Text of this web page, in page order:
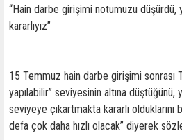
“Hain darbe girişimi notumuzu düşürdü,
kararlıyız”
15 Temmuz hain darbe girişimi sonrası
yapılabilir” seviyesinin altına düştüğünü,
seviyeye çıkartmakta kararlı olduklarını
defa çok daha hızlı olacak” diyerek